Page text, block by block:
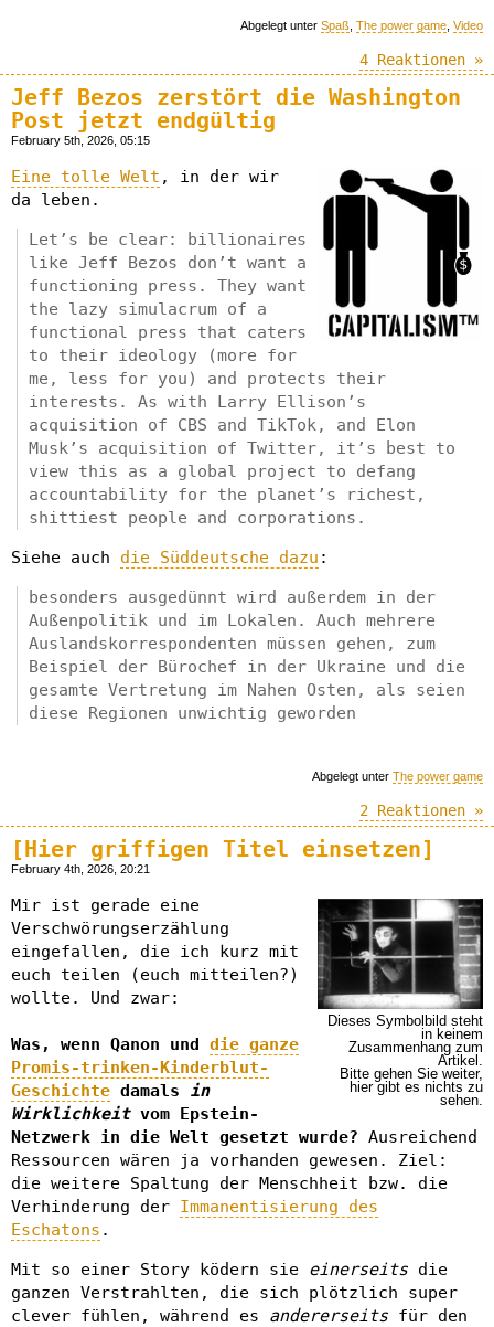
Abgelegt unter Spaß The power game Video
4 Reaktionen »
Jeff Bezos zerstört die Washington
Post jetzt endgültig
February 5th, 2026, 05:15
Eine tolle Welt , in der wir
da leben.
Let’s be clear: billionaires
like Jeff Bezos don’t want a
functioning press. They want
the lazy simulacrum of a
functional press that caters
to their ideology (more for
me, less for you) and protects their
interests. As with Larry Ellison’s
acquisition of CBS and TikTok, and Elon
Musk’s acquisition of Twitter, it’s best to
view this as a global project to defang
accountability for the planet’s richest,
shittiest people and corporations.
Siehe auch die Süddeutsche dazu :
besonders ausgedünnt wird außerdem in der
Außenpolitik und im Lokalen. Auch mehrere
Auslandskorrespondenten müssen gehen, zum
Beispiel der Bürochef in der Ukraine und die
gesamte Vertretung im Nahen Osten, als seien
diese Regionen unwichtig geworden
Abgelegt unter The power game
2 Reaktionen »
[Hier griffigen Titel einsetzen]
February 4th, 2026, 20:21
Dieses Symbolbild steht
in keinem
Zusammenhang zum
Artikel.
Bitte gehen Sie weiter,
hier gibt es nichts zu
sehen.
Mir ist gerade eine
Verschwörungserzählung
eingefallen, die ich kurz mit
euch teilen (euch mitteilen?)
wollte. Und zwar:
Was, wenn Qanon und die ganze
Promis-trinken-Kinderblut-
Geschichte damals in
Wirklichkeitvom Epstein-
Netzwerk in die Welt gesetzt wurde? Ausreichend
Ressourcen wären ja vorhanden gewesen. Ziel:
die weitere Spaltung der Menschheit bzw. die
Verhinderung der Immanentisierung des
Eschatons .
Mit so einer Story ködern sie einerseits die
ganzen Verstrahlten, die sich plötzlich super
clever fühlen, während es andererseits für den